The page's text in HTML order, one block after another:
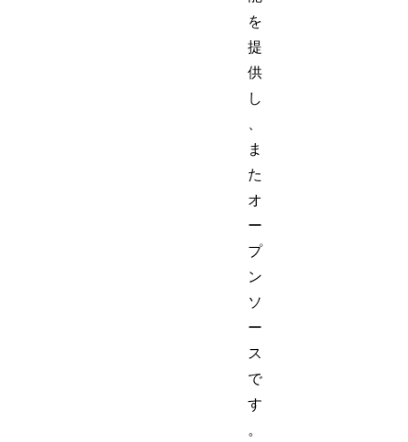
を
提
供
し
、
ま
た
オ
ー
プ
ン
ソ
ー
ス
で
す
。